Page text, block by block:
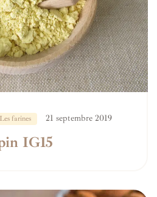
Les farines 21 septembre 2019
IG15